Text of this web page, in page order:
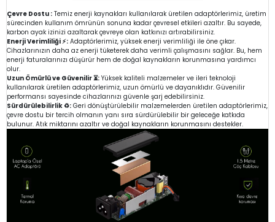
Çevre Dostu : Temiz enerji kaynakları kullanılarak üretilen adaptörlerimiz, üretim
sürecinden kullanım ömrünün sonuna kadar çevresel etkileri azaltır. Bu sayede,
karbon ayak izinizi azaltarak çevreye olan katkınızı artırabilirsiniz.
Enerji Verimliliği ⚡: Adaptörlerimiz, yüksek enerji verimliliği ile öne çıkar.
Cihazlarınızın daha az enerji tüketerek daha verimli çalışmasını sağlar. Bu, hem
enerji faturalarınızı düşürür hem de doğal kaynakların korunmasına yardımcı
olur.
Uzun Ömürlü ve Güvenilir ⏳: Yüksek kaliteli malzemeler ve ileri teknoloji
kullanılarak üretilen adaptörlerimiz, uzun ömürlü ve dayanıklıdır. Güvenilir
performansı sayesinde cihazlarınızı güvenle şarj edebilirsiniz.
Sürdürülebilirlik ♻️: Geri dönüştürülebilir malzemelerden üretilen adaptörlerimiz,
çevre dostu bir tercih olmanın yanı sıra sürdürülebilir bir geleceğe katkıda
bulunur. Atık miktarını azaltır ve doğal kaynakların korunmasını destekler.